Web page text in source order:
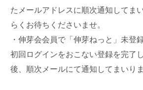
たメールアドレスに順次通知してま
らくお待ちくださいませ。
・伸芽会会員で「伸芽ねっと」未登
初回ログインをおこない登録を完了
後、順次メールにて通知してまいりま